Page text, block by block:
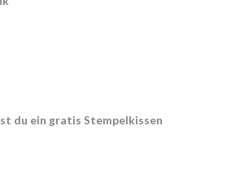
du ein gratis Stempelkissen